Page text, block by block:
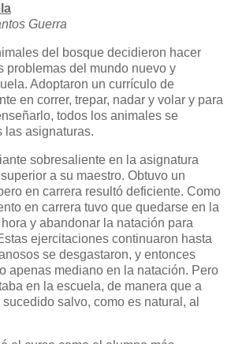
Guerra
del bosque decidieron hacer
problemas del mundo nuevo y
Adoptaron un currículo de
en correr, trepar, nadar y volar y para
todos los animales se
las asignaturas.
sobresaliente en la asignatura
a su maestro. Obtuvo un
en carrera resultó deficiente. Como
en carrera tuvo que quedarse en la
y abandonar la natación para
ejercitaciones continuaron hasta
se desgastaron, y entonces
apenas mediano en la natación. Pero
en la escuela, de manera que a
salvo, como es natural, al